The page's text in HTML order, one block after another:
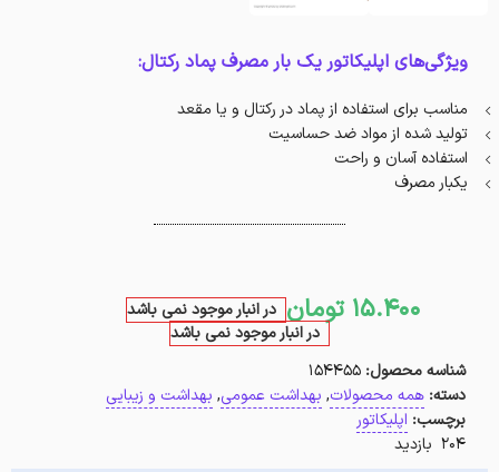
ویژگی‌های اپلیکاتور یک بار مصرف پماد رکتال:
مناسب برای استفاده از پماد در رکتال و یا مقعد
تولید شده از مواد ضد حساسیت
استفاده آسان و راحت
یکبار مصرف
15.400 تومان در انبار موجود نمی باشد
در انبار موجود نمی باشد
شناسه محصول: 154455
دسته: همه محصولات, بهداشت عمومی, بهداشت و زیبایی
برچسب: اپلیکاتور
204 بازدید